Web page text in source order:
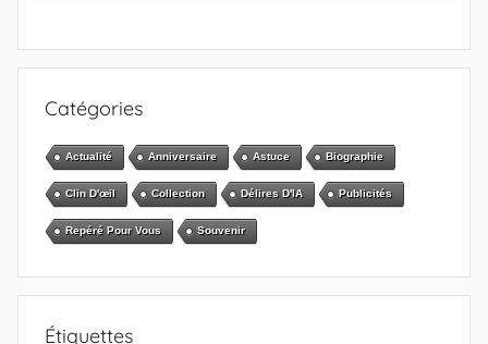
Catégories
Actualité Anniversaire Astuce Biographie
Clin D'œil Collection Délires D'IA Publicités
Repéré Pour Vous Souvenir
Étiquettes